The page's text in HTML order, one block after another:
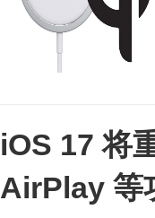
iOS 17 将
AirPlay 等